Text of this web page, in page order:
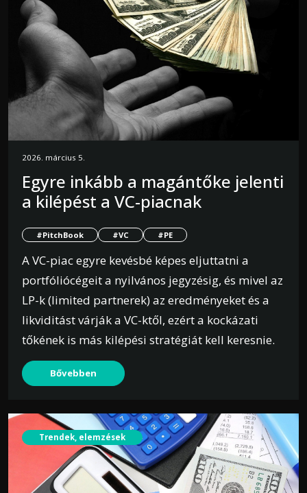
2026. március 5.
Egyre inkább a magántőke jelenti
a kilépést a VC-piacnak
#PitchBook #VC #PE
A VC-piac egyre kevésbé képes eljuttatni a
portfóliócégeit a nyilvános jegyzésig, és mivel az
LP-k (limited partnerek) az eredményeket és a
likviditást várják a VC-ktől, ezért a kockázati
tőkének is más kilépési stratégiát kell keresnie.
Bővebben
Trendek, elemzések